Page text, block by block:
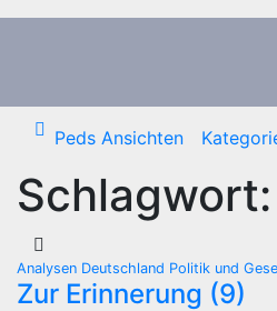
Zum
Peds Ansichten
Schlagwort:
Analysen Deutschland Politik und
Zur Erinnerung (9)